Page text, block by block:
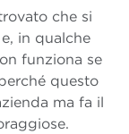
che si
in qualche
funziona se
questo
ma fa il